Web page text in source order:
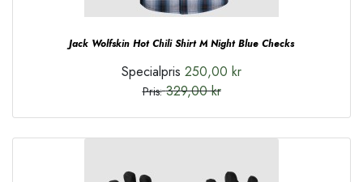
Jack Wolfskin Hot Chili Shirt M Night Blue Checks
Specialpris 250,00 kr
Pris: 329,00 kr